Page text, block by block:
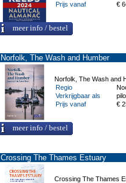
Prijs vanaf
€
meer info / bestel
Norfolk, The Wash and Humber
Norfolk, The Wash and
Regio
Verkrijgbaar als
Prijs vanaf
€
meer info / bestel
Crossing The Thames Estuary
Crossing The Thames